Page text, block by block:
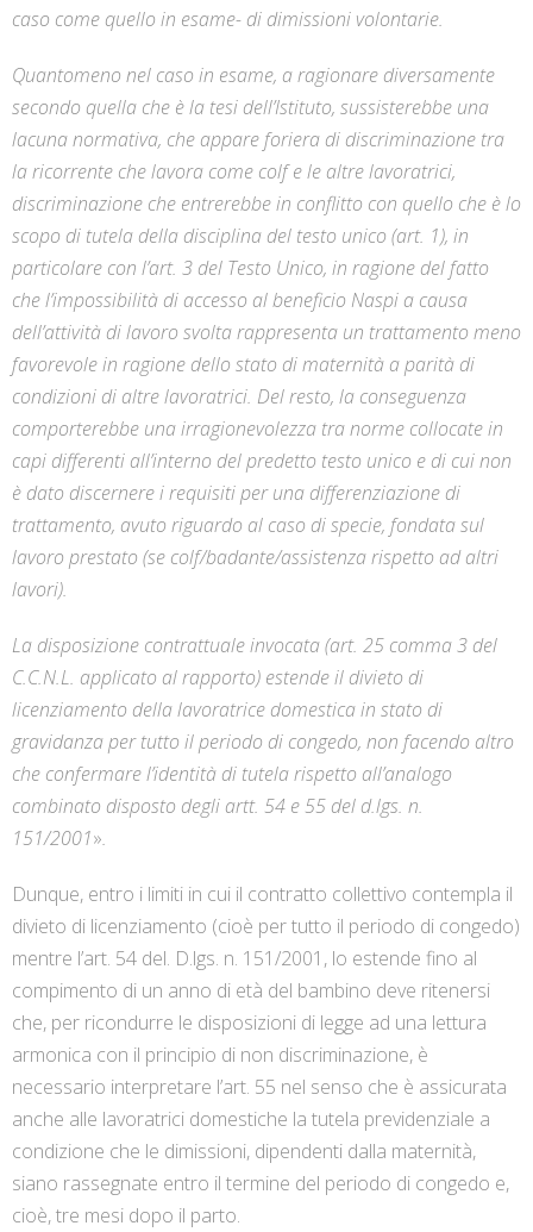
caso come quello in esame- di dimissioni volontarie.
Quantomeno nel caso in esame, a ragionare diversamente
secondo quella che è la tesi dell’Istituto, sussisterebbe una
lacuna normativa, che appare foriera di discriminazione tra
la ricorrente che lavora come colf e le altre lavoratrici,
discriminazione che entrerebbe in conflitto con quello che è lo
scopo di tutela della disciplina del testo unico (art. 1), in
particolare con l’art. 3 del Testo Unico, in ragione del fatto
che l’impossibilità di accesso al beneficio Naspi a causa
dell’attività di lavoro svolta rappresenta un trattamento meno
favorevole in ragione dello stato di maternità a parità di
condizioni di altre lavoratrici. Del resto, la conseguenza
comporterebbe una irragionevolezza tra norme collocate in
capi differenti all’interno del predetto testo unico e di cui non
è dato discernere i requisiti per una differenziazione di
trattamento, avuto riguardo al caso di specie, fondata sul
lavoro prestato (se colf/badante/assistenza rispetto ad altri
lavori).
La disposizione contrattuale invocata (art. 25 comma 3 del
C.C.N.L. applicato al rapporto) estende il divieto di
licenziamento della lavoratrice domestica in stato di
gravidanza per tutto il periodo di congedo, non facendo altro
che confermare l’identità di tutela rispetto all’analogo
combinato disposto degli artt. 54 e 55 del d.lgs. n.
151/2001».
Dunque, entro i limiti in cui il contratto collettivo contempla il
divieto di licenziamento (cioè per tutto il periodo di congedo)
mentre l’art. 54 del. D.lgs. n. 151/2001, lo estende fino al
compimento di un anno di età del bambino deve ritenersi
che, per ricondurre le disposizioni di legge ad una lettura
armonica con il principio di non discriminazione, è
necessario interpretare l’art. 55 nel senso che è assicurata
anche alle lavoratrici domestiche la tutela previdenziale a
condizione che le dimissioni, dipendenti dalla maternità,
siano rassegnate entro il termine del periodo di congedo e,
cioè, tre mesi dopo il parto.